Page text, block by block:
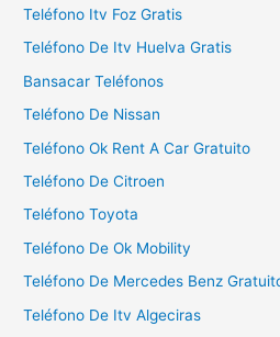
Teléfono Itv Foz Gratis
Teléfono De Itv Huelva Gratis
Bansacar Teléfonos
Teléfono De Nissan
Teléfono Ok Rent A Car Gratuito
Teléfono De Citroen
Teléfono Toyota
Teléfono De Ok Mobility
Teléfono De Mercedes Benz
Teléfono De Itv Algeciras